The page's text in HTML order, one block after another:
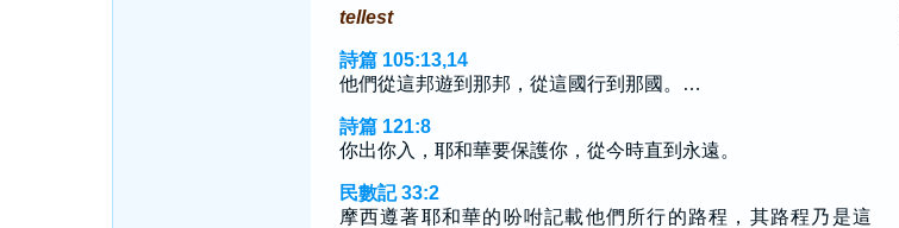
tellest
詩篇 105:13,14
他們從這邦遊到那邦，從這國行到那國。…
詩篇 121:8
你出你入，耶和華要保護你，從今時直到永遠。
民數記 33:2
摩西遵著耶和華的吩咐記載他們所行的路程，其路程乃是這